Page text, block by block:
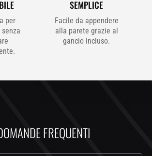
per
SEMPLICE
Facile da appendere
alla parete grazie al
gancio incluso.
FREQUENTI